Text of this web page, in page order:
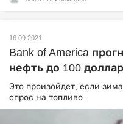
16.09.2021
Bank of America
нефть до 100
Это произойдет, если
спрос на топливо.